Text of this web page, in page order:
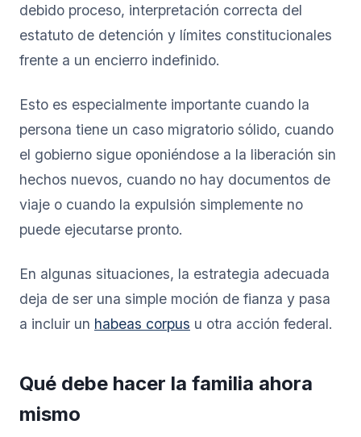
debido proceso, interpretación correcta del
estatuto de detención y límites constitucionales
frente a un encierro indefinido.
Esto es especialmente importante cuando la
persona tiene un caso migratorio sólido, cuando
el gobierno sigue oponiéndose a la liberación sin
hechos nuevos, cuando no hay documentos de
viaje o cuando la expulsión simplemente no
puede ejecutarse pronto.
En algunas situaciones, la estrategia adecuada
deja de ser una simple moción de fianza y pasa
a incluir un habeas corpus u otra acción federal.
Qué debe hacer la familia ahora
mismo